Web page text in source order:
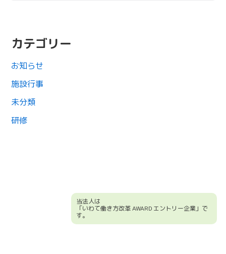
カテゴリー
お知らせ
施設行事
未分類
研修
当法人は
「いわて働き方改革 AWARD エントリー企業」で
す。